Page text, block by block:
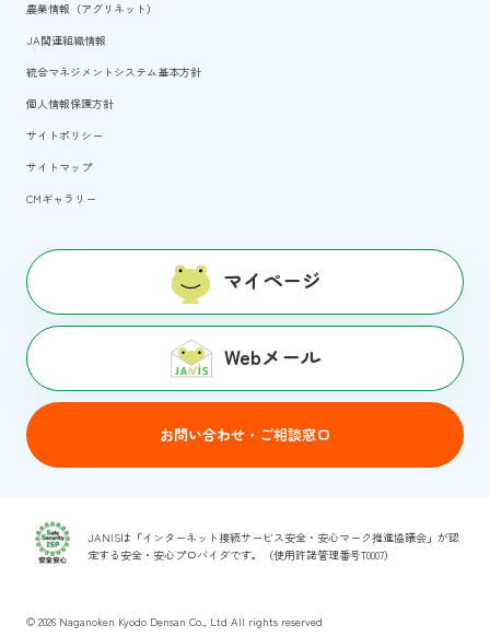
農業情報（アグリネット）
JA関連組織情報
統合マネジメントシステム基本方針
個人情報保護方針
サイトポリシー
サイトマップ
CMギャラリー
マイページ
Webメール
お問い合わせ・ご相談窓口
JANISは「インターネット接続サービス安全・安心マーク推進協議会」が認
定する安全・安心プロバイダです。（使用許諾管理番号T0007）
© 2026 Naganoken Kyodo Densan Co., Ltd All rights reserved